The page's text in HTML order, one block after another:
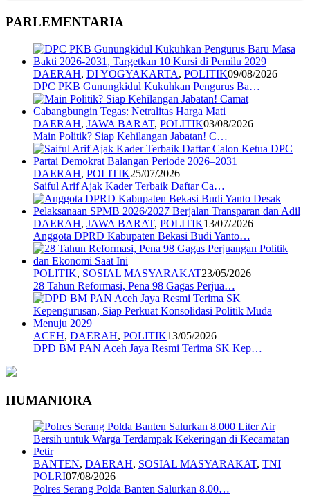
PARLEMENTARIA
DAERAH, DI YOGYAKARTA, POLITIK09/08/2026
DPC PKB Gunungkidul Kukuhkan Pengurus Ba…
DAERAH, JAWA BARAT, POLITIK03/08/2026
Main Politik? Siap Kehilangan Jabatan! C…
DAERAH, POLITIK25/07/2026
Saiful Arif Ajak Kader Terbaik Daftar Ca…
DAERAH, JAWA BARAT, POLITIK13/07/2026
Anggota DPRD Kabupaten Bekasi Budi Yanto…
POLITIK, SOSIAL MASYARAKAT23/05/2026
28 Tahun Reformasi, Pena 98 Gagas Perjua…
ACEH, DAERAH, POLITIK13/05/2026
DPD BM PAN Aceh Jaya Resmi Terima SK Kep…
HUMANIORA
BANTEN, DAERAH, SOSIAL MASYARAKAT, TNI
POLRI07/08/2026
Polres Serang Polda Banten Salurkan 8.00…